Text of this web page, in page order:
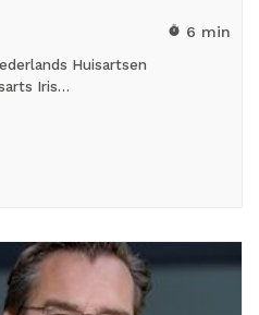
timer 6 min
Huisartsen
Iris…